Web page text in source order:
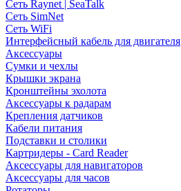
Сеть Raynet | SeaTalk
Сеть SimNet
Сеть WiFi
Интерфейсный кабель для двигателя
Аксессуары
Сумки и чехлы
Крышки экрана
Кронштейны эхолота
Аксессуары к радарам
Крепления датчиков
Кабели питания
Подставки и столики
Картридеры - Card Reader
Аксессуары для навигаторов
Аксессуары для часов